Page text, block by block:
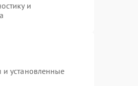
и
установленные